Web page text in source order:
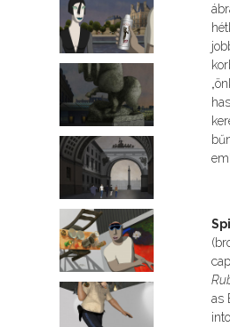
as